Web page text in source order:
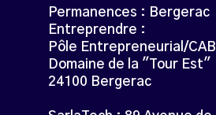
Permanences : Bergerac
Entreprendre :
Pôle Entrepreneurial/CAB
Domaine de la "Tour Est"
24100 Bergerac